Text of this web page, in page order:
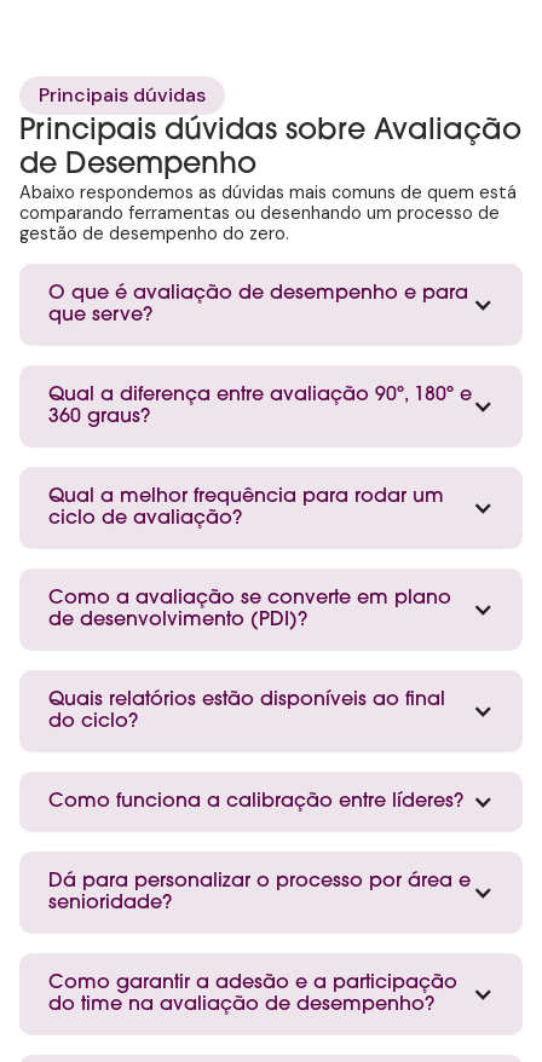
Principais dúvidas
Principais dúvidas sobre Avaliação
de Desempenho
Abaixo respondemos as dúvidas mais comuns de quem está
comparando ferramentas ou desenhando um processo de
gestão de desempenho do zero.
O que é avaliação de desempenho e para
que serve?
Qual a diferença entre avaliação 90º, 180º e
360 graus?
Qual a melhor frequência para rodar um
ciclo de avaliação?
Como a avaliação se converte em plano
de desenvolvimento (PDI)?
Quais relatórios estão disponíveis ao final
do ciclo?
Como funciona a calibração entre líderes?
Dá para personalizar o processo por área e
senioridade?
Como garantir a adesão e a participação
do time na avaliação de desempenho?